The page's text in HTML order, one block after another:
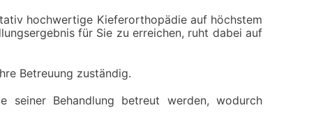
hochwertige Kieferorthopädie auf höchstem
für Sie zu erreichen, ruht dabei auf
Betreuung zuständig.
seiner Behandlung betreut werden, wodurch